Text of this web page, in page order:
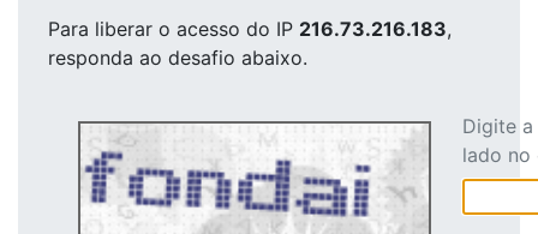
Para liberar o acesso do IP 216.73.216.183,
responda ao desafio abaixo.
Digite
lado no